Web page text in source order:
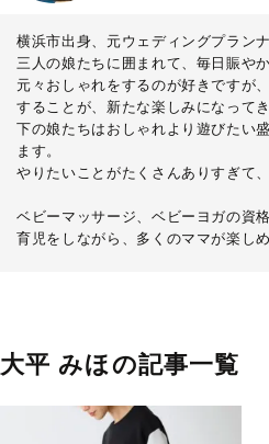
横浜市出身、元ウェディングプラン
三人の娘たちに囲まれて、毎日賑や
元々おしゃれをするのが好きですが
することが、新たな楽しみになってき
下の娘たちはおしゃれより遊びたい
ます。
やりたいことがたくさんありすぎて
ベビーマッサージ、ベビーヨガの資
育児をしながら、多くのママが楽し
大平 みほの記事一覧